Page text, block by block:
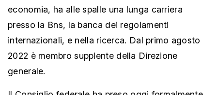
economia, ha alle spalle una lunga carriera
presso la Bns, la banca dei regolamenti
internazionali, e nella ricerca. Dal primo agosto
2022 è membro supplente della Direzione
generale.